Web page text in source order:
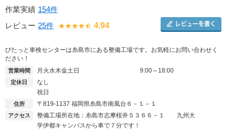
作業実績 154件
レビュー 25件 4.94
ぴたっと車検センターは糸島市にある整備工場です。お気軽にお問い合わせく
ださい！
営業時間 月火水木金土日 9:00～18:00
定休日
なし
祝日
住所 〒819-1137 福岡県糸島市南風台６－１－１
アクセス
整備工場所在地：糸島市志摩桜井５３６６－１ 九州大
学伊都キャンパスから車で７分です！